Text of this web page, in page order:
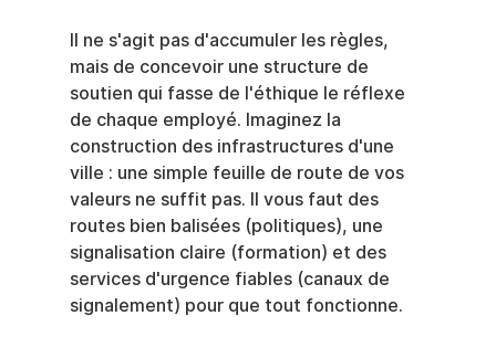
Il ne s'agit pas d'accumuler les règles,
mais de concevoir une structure de
soutien qui fasse de l'éthique le réflexe
de chaque employé. Imaginez la
construction des infrastructures d'une
ville : une simple feuille de route de vos
valeurs ne suffit pas. Il vous faut des
routes bien balisées (politiques), une
signalisation claire (formation) et des
services d'urgence fiables (canaux de
signalement) pour que tout fonctionne.